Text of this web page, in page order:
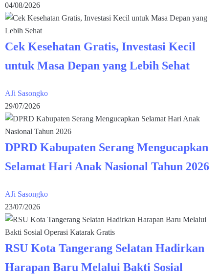
04/08/2026
Cek Kesehatan Gratis, Investasi Kecil
untuk Masa Depan yang Lebih Sehat
AJi Sasongko
29/07/2026
DPRD Kabupaten Serang Mengucapkan
Selamat Hari Anak Nasional Tahun 2026
AJi Sasongko
23/07/2026
RSU Kota Tangerang Selatan Hadirkan
Harapan Baru Melalui Bakti Sosial